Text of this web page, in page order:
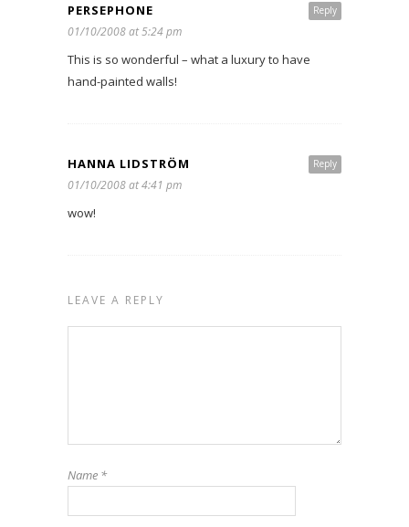
Reply
PERSEPHONE
01/10/2008 at 5:24 pm
This is so wonderful – what a luxury to have
hand-painted walls!
Reply
HANNA LIDSTRÖM
01/10/2008 at 4:41 pm
wow!
LEAVE A REPLY
Name *